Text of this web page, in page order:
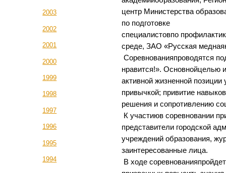
2003
2002
2001
2000
1999
1998
1997
1996
1995
1994
центр Министерства
по подготовке
специалистовпо
среде, ЗАО «Русская
Соревнованияпроводятся
нравится!». Основнойцелью
активной жизненной
привычкой; привитие
решения и сопротивлению
К участиюв соревновании
представители городской
учреждений образования,
заинтересованные лица.
В ходе